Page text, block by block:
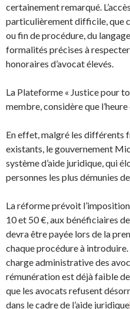
certainement remarqué.
particulièrement difficile, que
ou fin de procédure, du
formalités précises à
honoraires d’avocat élevés.
La Plateforme « Justice pour
membre, considère que
En effet, malgré les différents
existants, le gouvernement
système d’aide juridique, qui
personnes les plus démunies
La réforme prévoit
10 et 50 €, aux bénéficiaires
devra être payée lors de la
chaque procédure à
charge administrative des
rémunération est déjà faible
que les avocats refusent
dans le cadre de l’aide juridique